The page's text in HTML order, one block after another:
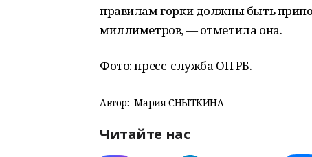
правилам горки должны быть
миллиметров, — отметила она.
Фото: пресс-служба ОП РБ.
Автор: Мария СНЫТКИНА
Читайте нас